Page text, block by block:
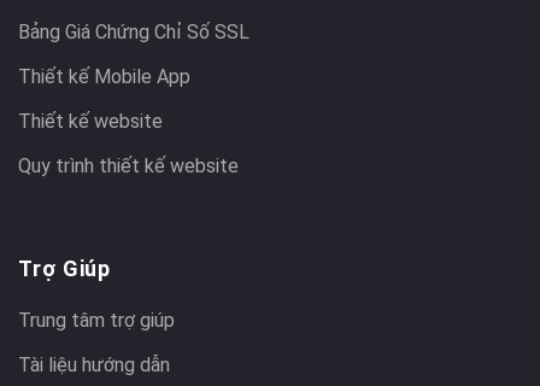
Bảng Giá Chứng Chỉ Số SSL
Thiết kế Mobile App
Thiết kế website
Quy trình thiết kế website
Trợ Giúp
Trung tâm trợ giúp
Tài liệu hướng dẫn